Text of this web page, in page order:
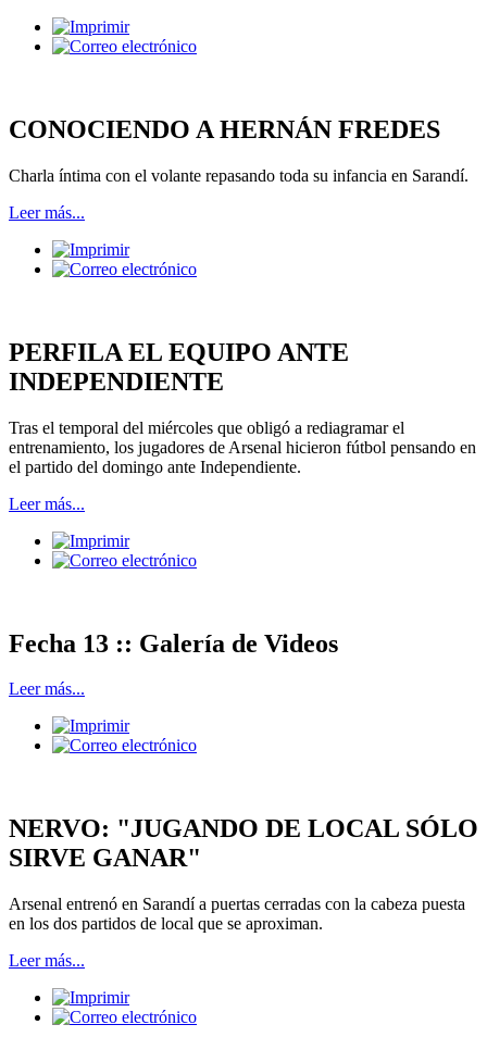
CONOCIENDO A HERNÁN FREDES
Charla íntima con el volante repasando toda su infancia en Sarandí.
Leer más...
PERFILA EL EQUIPO ANTE
INDEPENDIENTE
Tras el temporal del miércoles que obligó a rediagramar el
entrenamiento, los jugadores de Arsenal hicieron fútbol pensando en
el partido del domingo ante Independiente.
Leer más...
Fecha 13 :: Galería de Videos
Leer más...
NERVO: "JUGANDO DE LOCAL SÓLO
SIRVE GANAR"
Arsenal entrenó en Sarandí a puertas cerradas con la cabeza puesta
en los dos partidos de local que se aproximan.
Leer más...